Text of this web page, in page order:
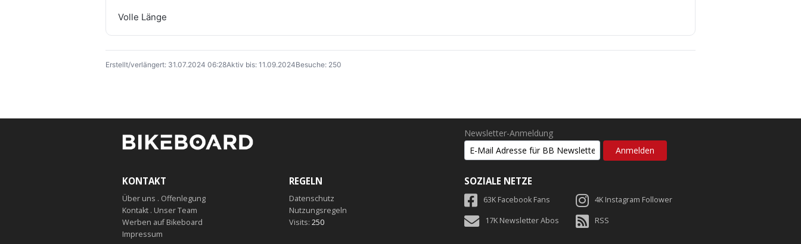
Volle Länge
Erstellt/verlängert: 31.07.2024 06:28Aktiv bis: 11.09.2024Besuche: 250
Newsletter-Anmeldung
KONTAKT
Über uns . Offenlegung
Kontakt . Unser Team
Werben auf Bikeboard
Impressum
REGELN
Datenschutz
Nutzungsregeln
Visits: 250
SOZIALE NETZE
63K Facebook Fans 4K Instagram Follower
17K Newsletter Abos RSS